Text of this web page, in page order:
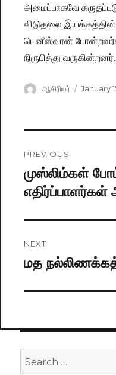
அமைப்பாகவே
விடுதலை
டெனீஸ்வரன்
நிரூபித்து வருகின்றனர்.
Author
ஆசிரியர்
Posted
January
navigation
PREVIOUS
Previous
post:
முஸ்லிம்கள்
எதிர்ப்பாளர்கள்
NEXT
Next
மத
Search